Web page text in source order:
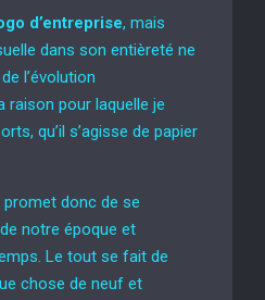
d’entreprise, mais
dans son entièreté ne
l’évolution
raison pour laquelle je
qu’il s’agisse de papier
donc de se
notre époque et
Le tout se fait de
chose de neuf et